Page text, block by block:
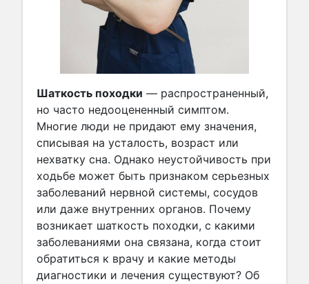
Шаткость походки — распространенный,
но часто недооцененный симптом.
Многие люди не придают ему значения,
списывая на усталость, возраст или
нехватку сна. Однако неустойчивость при
ходьбе может быть признаком серьезных
заболеваний нервной системы, сосудов
или даже внутренних органов. Почему
возникает шаткость походки, с какими
заболеваниями она связана, когда стоит
обратиться к врачу и какие методы
диагностики и лечения существуют? Об